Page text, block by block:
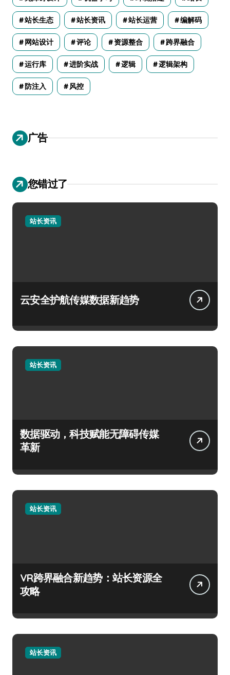
站长生态 站长资讯 站长运营 编解码
网站设计 评论 资源整合 跨界融合
运行库 进阶实战 逻辑 逻辑架构
防注入 风控
广告
您错过了
站长资讯
云安全护航传媒数据新趋势
站长资讯
数据驱动，科技赋能无障碍传媒
革新
站长资讯
VR跨界融合新趋势：站长资源全
攻略
站长资讯